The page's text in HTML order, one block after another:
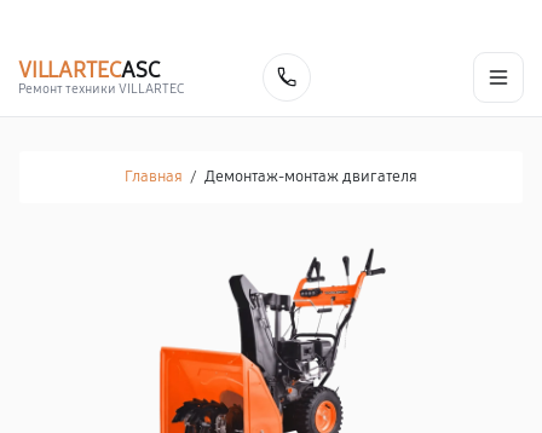
VILLARTECASC
Ремонт техники VILLARTEC
Главная / Демонтаж-монтаж двигателя